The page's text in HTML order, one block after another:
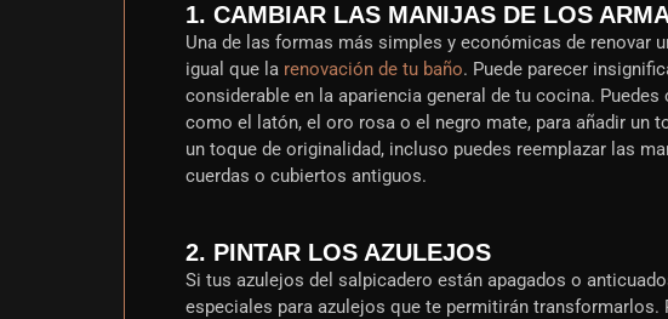
1. CAMBIAR LAS MANIJAS DE LOS
Una de las formas más simples y económicas de renovar
igual que la renovación de tu baño. Puede parecer
considerable en la apariencia general de tu cocina.
como el latón, el oro rosa o el negro mate, para añadir un
un toque de originalidad, incluso puedes reemplazar las
cuerdas o cubiertos antiguos.
2. PINTAR LOS AZULEJOS
Si tus azulejos del salpicadero están apagados o
especiales para azulejos que te permitirán